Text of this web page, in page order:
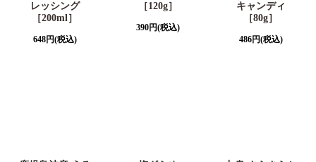
レッシング
［200ml］
648円(税込)
［120g］
390円(税込)
キャンディ
［80g］
486円(税込)